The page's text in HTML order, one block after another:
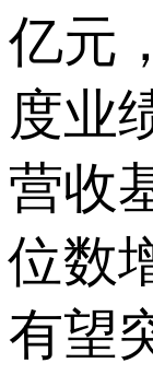
亿元
度业
营收
位数
有望